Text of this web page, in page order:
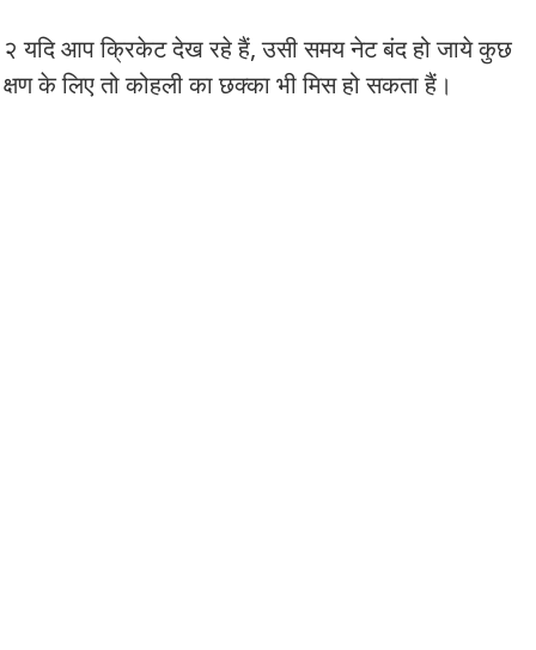
२ यदि आप क्रिकेट देख रहे हैं, उसी समय नेट बंद हो जाये कुछ
क्षण के लिए तो कोहली का छक्का भी मिस हो सकता हैं।